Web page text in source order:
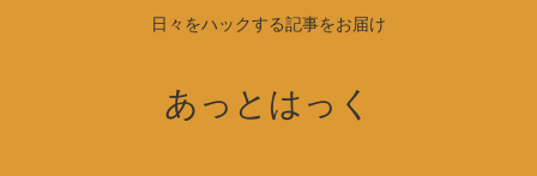
日々をハックする記事をお届け
あっとはっく